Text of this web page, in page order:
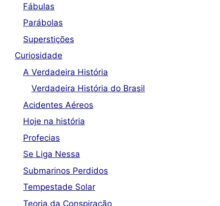
Fábulas
Parábolas
Superstições
Curiosidade
A Verdadeira História
Verdadeira História do Brasil
Acidentes Aéreos
Hoje na história
Profecias
Se Liga Nessa
Submarinos Perdidos
Tempestade Solar
Teoria da Conspiração